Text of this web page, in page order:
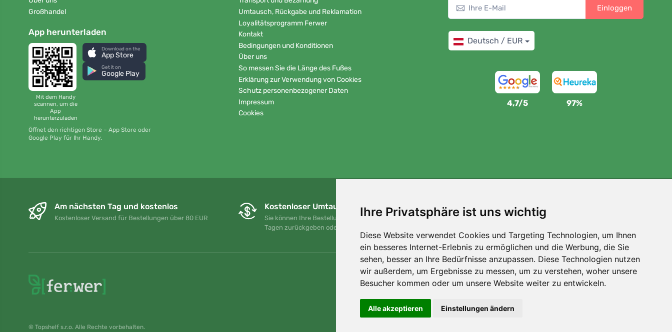
Ihre Privatsphäre ist uns wichtig
Diese Website verwendet Cookies und Targeting Technologien, um Ihnen
ein besseres Internet-Erlebnis zu ermöglichen und die Werbung, die Sie
sehen, besser an Ihre Bedürfnisse anzupassen. Diese Technologien nutzen
wir außerdem, um Ergebnisse zu messen, um zu verstehen, woher unsere
Besucher kommen oder um unsere Website weiter zu entwickeln.
Alle akzeptieren Einstellungen ändern
Großhandel
App herunterladen
Mit dem Handy
scannen, um die
App
herunterzuladen
Download on the
App Store
Get it on
Google Play
Öffnet den richtigen Store – App Store oder
Google Play für Ihr Handy.
Umtausch, Rückgabe und Reklamation
Loyalitätsprogramm Ferwer
Kontakt
Bedingungen und Konditionen
Über uns
So messen Sie die Länge des Fußes
Erklärung zur Verwendung von Cookies
Schutz personenbezogener Daten
Impressum
Cookies
Einloggen
Deutsch / EUR
4,7/5 97%
Am nächsten Tag und kostenlos
Kostenloser Versand für Bestellungen über 80 EUR
Kostenloser Umtausch und Rückgabe
Sie können Ihre Bestellung jederzeit innerhalb von 90
Tagen zurückgeben oder umtauschen.
Wir unterstützen Trees.org
Für jede Bestellung pflanzen wir einen Baum! Mehr
© Topshelf s.r.o. Alle Rechte vorbehalten.